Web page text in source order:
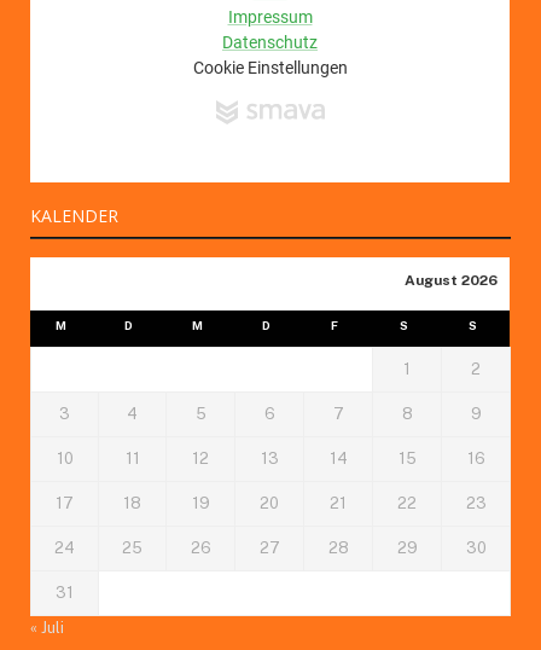
KALENDER
August 2026
M D M D F S S
1 2
3 4 5 6 7 8 9
10 11 12 13 14 15 16
17 18 19 20 21 22 23
24 25 26 27 28 29 30
31
« Juli